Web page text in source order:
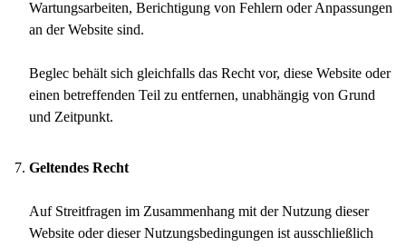
Wartungsarbeiten, Berichtigung von Fehlern oder Anpassungen
an der Website sind.
Beglec behält sich gleichfalls das Recht vor, diese Website oder
einen betreffenden Teil zu entfernen, unabhängig von Grund
und Zeitpunkt.
Geltendes Recht
Auf Streitfragen im Zusammenhang mit der Nutzung dieser
Website oder dieser Nutzungsbedingungen ist ausschließlich